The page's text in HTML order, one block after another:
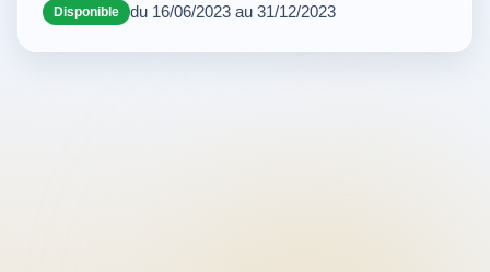
Disponible du 16/06/2023 au 31/12/2023